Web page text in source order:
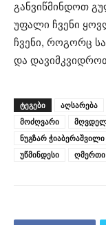
განვიწმინდოთ
უფალი ჩვენი
ჩვენი, როგორც
და
ᲢᲔᲒᲔᲑᲘ აღსარება
მოძღვარი
ნუგზარ ჭიაბერაშვილი
უწმინდესი
ღმერთი